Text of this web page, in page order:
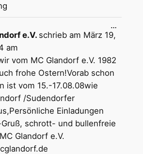
e.V. schrieb am März 19,
am
vom MC Glandorf e.V. 1982
frohe Ostern!Vorab schon
ist vom 15.-17.08.08wie
/Sudendorfer
Einladungen
schrott- und bullenfreie
Glandorf e.V.
…